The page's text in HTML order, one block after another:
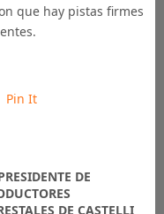
que hay pistas firmes
Pin It
DE
DE CASTELLI